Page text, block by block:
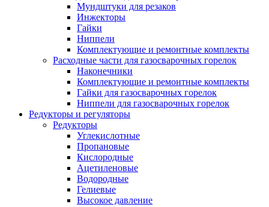
Мундштуки для резаков
Инжекторы
Гайки
Ниппели
Комплектующие и ремонтные комплекты
Расходные части для газосварочных горелок
Наконечники
Комплектующие и ремонтные комплекты
Гайки для газосварочных горелок
Ниппели для газосварочных горелок
Редукторы и регуляторы
Редукторы
Углекислотные
Пропановые
Кислородные
Ацетиленовые
Водородные
Гелиевые
Высокое давление